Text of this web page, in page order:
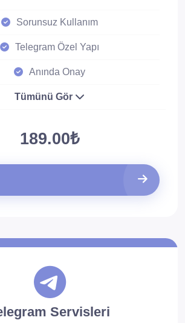
Sorunsuz Kullanım
Telegram Özel Yapı
Anında Onay
Tümünü Gör
189.00₺
Servisleri